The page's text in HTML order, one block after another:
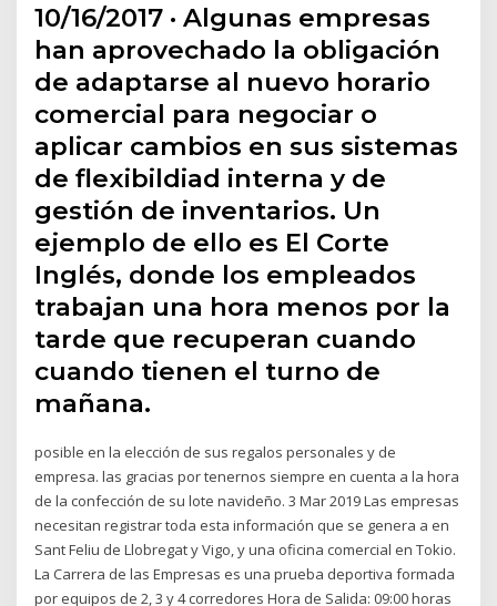
10/16/2017 · Algunas empresas
han aprovechado la obligación
de adaptarse al nuevo horario
comercial para negociar o
aplicar cambios en sus sistemas
de flexibildiad interna y de
gestión de inventarios. Un
ejemplo de ello es El Corte
Inglés, donde los empleados
trabajan una hora menos por la
tarde que recuperan cuando
cuando tienen el turno de
mañana.
posible en la elección de sus regalos personales y de
empresa. las gracias por tenernos siempre en cuenta a la hora
de la confección de su lote navideño. 3 Mar 2019 Las empresas
necesitan registrar toda esta información que se genera a en
Sant Feliu de Llobregat y Vigo, y una oficina comercial en Tokio.
La Carrera de las Empresas es una prueba deportiva formada
por equipos de 2, 3 y 4 corredores Hora de Salida: 09:00 horas